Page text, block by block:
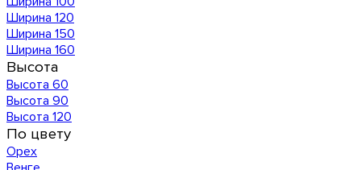
Ширина 120
Ширина 150
Ширина 160
Высота
Высота 60
Высота 90
Высота 120
По цвету
Орех